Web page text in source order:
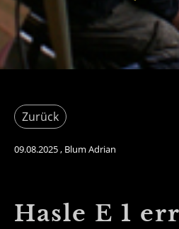
Zurück
09.08.2025 , Blum Adrian
Hasle E 1